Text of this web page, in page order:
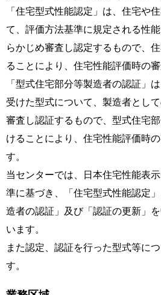
「住宅型式性能認定」は、住宅や
て、評価方法基準に規定される性
らかじめ審査し認定するもので、
ることにより、住宅性能評価時の
「型式住宅部分等製造者の認証」
受けた型式について、製造者とし
審査し認証するもので、型式住宅
けることにより、住宅性能評価時
す。
当センターでは、日本住宅性能表
準に基づき、「住宅型式性能認定
造者の認証」及び「認証の更新」
います。
また認定、認証を行った型式等に
す。